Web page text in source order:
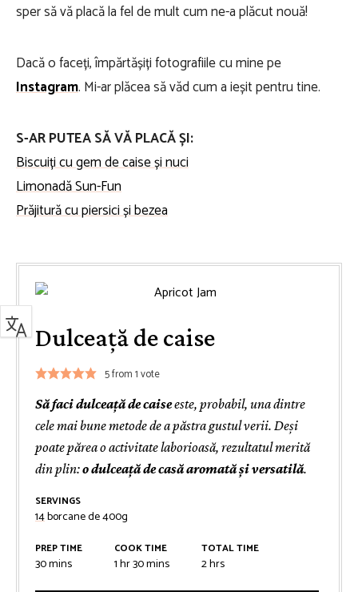
sper să vă placă la fel de mult cum ne-a plăcut nouă!
Dacă o faceți, împărtășiți fotografiile cu mine pe
Instagram. Mi-ar plăcea să văd cum a ieșit pentru tine.
S-AR PUTEA SĂ VĂ PLACĂ ȘI:
Biscuiți cu gem de caise și nuci
Limonadă Sun-Fun
Prăjitură cu piersici și bezea
Dulceață de caise
5from 1 vote
Să faci dulceață de caiseeste, probabil, una dintre
cele mai bune metode de a păstra gustul verii. Deși
poate părea o activitate laborioasă, rezultatul merită
din plin:o dulceață de casă aromată și versatilă.
SERVINGS
14borcane de 400g
PREP TIME
30minutes
mins
COOK TIME
1hour
hr30minutes
mins
TOTAL TIME
2hours
hrs